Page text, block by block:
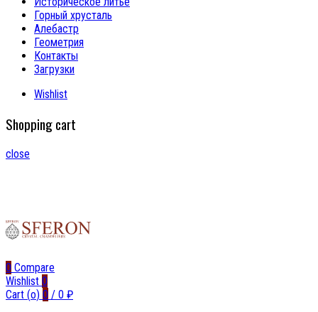
Горный хрусталь
Алебастр
Геометрия
Контакты
Загрузки
Wishlist
Shopping cart
close
0 Compare
Wishlist 0
Cart (o) 0 / 0 ₽